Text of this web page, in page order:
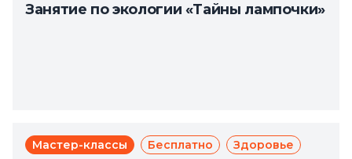
Занятие по экологии «Тайны лампочки»
Мастер-классы Бесплатно Здоровье